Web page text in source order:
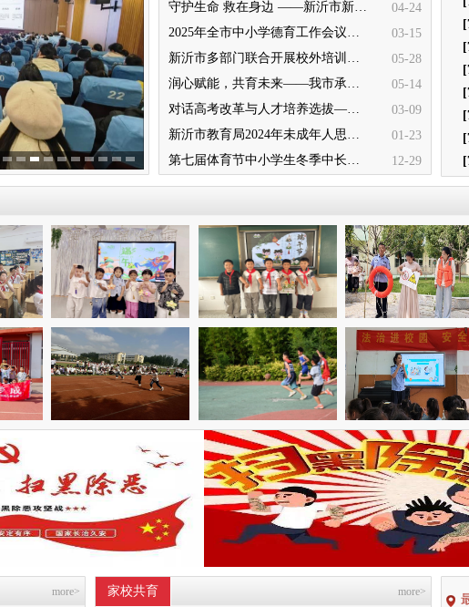
守护生命 救在身边 ——新沂市新安小学一分校急救知识培训
04-24
2025年全市中小学德育工作会议召开
03-15
新沂市多部门联合开展校外培训机构专项整治行动
05-28
润心赋能，共育未来——我市承办徐州市“润心”行动暨家庭教育宣传周展示活动
05-14
对话高考改革与人才培养选拔——我与清北教授面对面
03-09
新沂市教育局2024年未成年人思想道德建设工作品牌——家校共育新活力“5A家庭教育陪跑行动”
01-23
第七届体育节中小学生冬季中长跑、跳绳比赛举行
12-29
共沐书香，畅游梦想——新沂市缔造完美教室名师工作室到唐店尚营小学捐赠图书
12-27
more> 家校共育 more>